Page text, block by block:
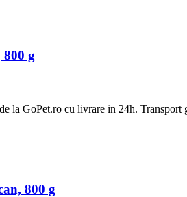
g
la GoPet.ro cu livrare in 24h.
800 g